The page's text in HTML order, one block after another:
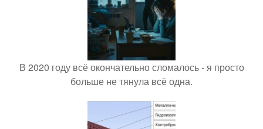
В 2020 году всё окончательно сломалось - я просто
больше не тянула всё одна.